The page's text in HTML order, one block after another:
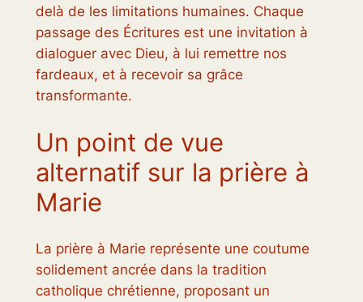
delà de les limitations humaines. Chaque
passage des Écritures est une invitation à
dialoguer avec Dieu, à lui remettre nos
fardeaux, et à recevoir sa grâce
transformante.
Un point de vue
alternatif sur la prière à
Marie
La prière à Marie représente une coutume
solidement ancrée dans la tradition
catholique chrétienne, proposant un